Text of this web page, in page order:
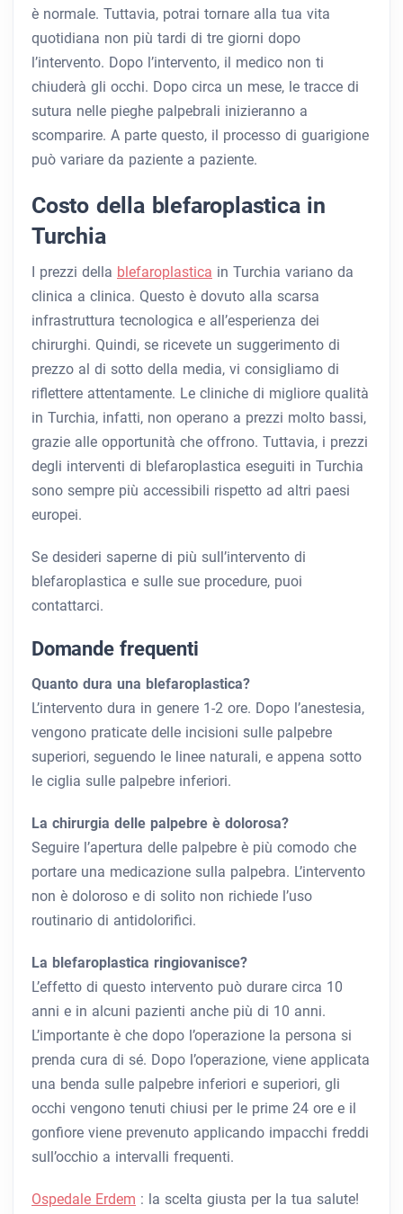
è normale. Tuttavia, potrai tornare alla tua vita
quotidiana non più tardi di tre giorni dopo
l’intervento. Dopo l’intervento, il medico non ti
chiuderà gli occhi. Dopo circa un mese, le tracce di
sutura nelle pieghe palpebrali inizieranno a
scomparire. A parte questo, il processo di guarigione
può variare da paziente a paziente.
Costo della blefaroplastica in
Turchia
I prezzi della blefaroplastica in Turchia variano da
clinica a clinica. Questo è dovuto alla scarsa
infrastruttura tecnologica e all’esperienza dei
chirurghi. Quindi, se ricevete un suggerimento di
prezzo al di sotto della media, vi consigliamo di
riflettere attentamente. Le cliniche di migliore qualità
in Turchia, infatti, non operano a prezzi molto bassi,
grazie alle opportunità che offrono. Tuttavia, i prezzi
degli interventi di blefaroplastica eseguiti in Turchia
sono sempre più accessibili rispetto ad altri paesi
europei.
Se desideri saperne di più sull’intervento di
blefaroplastica e sulle sue procedure, puoi
contattarci.
Domande frequenti
Quanto dura una blefaroplastica?
L’intervento dura in genere 1-2 ore. Dopo l’anestesia,
vengono praticate delle incisioni sulle palpebre
superiori, seguendo le linee naturali, e appena sotto
le ciglia sulle palpebre inferiori.
La chirurgia delle palpebre è dolorosa?
Seguire l’apertura delle palpebre è più comodo che
portare una medicazione sulla palpebra. L’intervento
non è doloroso e di solito non richiede l’uso
routinario di antidolorifici.
La blefaroplastica ringiovanisce?
L’effetto di questo intervento può durare circa 10
anni e in alcuni pazienti anche più di 10 anni.
L’importante è che dopo l’operazione la persona si
prenda cura di sé. Dopo l’operazione, viene applicata
una benda sulle palpebre inferiori e superiori, gli
occhi vengono tenuti chiusi per le prime 24 ore e il
gonfiore viene prevenuto applicando impacchi freddi
sull’occhio a intervalli frequenti.
Ospedale Erdem : la scelta giusta per la tua salute!